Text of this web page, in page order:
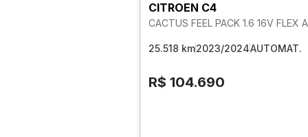
CITROEN C4
25.518 km2023/2024AUTOMAT.
R$ 104.690